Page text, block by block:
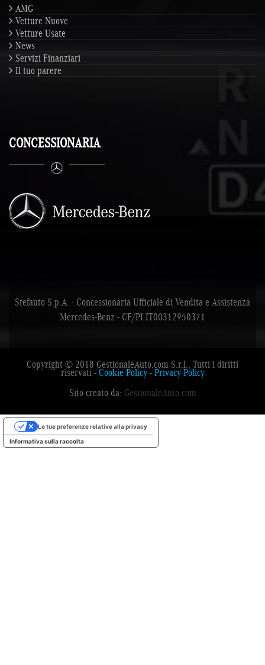
AMG
Vetture Nuove
Vetture Usate
News
Servizi Finanziari
Il tuo parere
CONCESSIONARIA
Stefauto S.p.A. - Concessionaria Ufficiale di Vendita e Assistenza
Mercedes-Benz - CF/PI IT00312950371
Copyright © 2018 GestionaleAuto.com S.r.l., Tutti i diritti
riservati -Cookie Policy-Privacy Policy
Sito creato da: GestionaleAuto.com
Informativa sulla raccolta
Le tue preferenze relative alla privacy